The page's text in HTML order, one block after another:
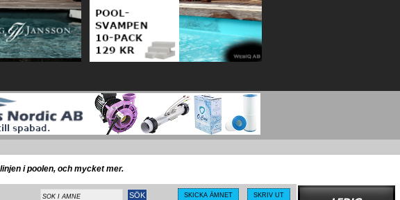
i poolen, och mycket mer.
SKICKA ÄMNET SKRIV UT